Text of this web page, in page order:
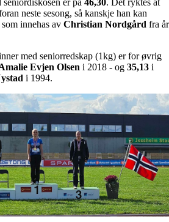
neste sesong, så kanskje han kan
innehas av Christian Nordgård fra år
med seniorredskap (1kg) er for øvrig
Evjen Olsen i 2018 - og 35,13 i
i 1994.